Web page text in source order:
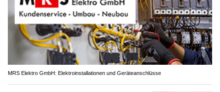
MRS Elektro GmbH: Elektroinstallationen und Geräteanschlüsse